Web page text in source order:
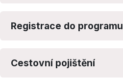
Registrace do programu
Cestovní pojištění